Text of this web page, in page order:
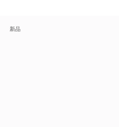
新品